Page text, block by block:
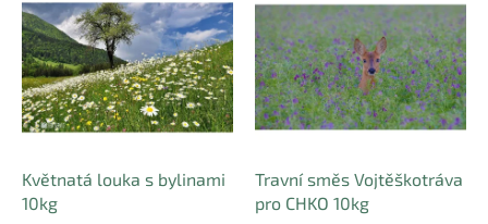
p
p
Květnatá louka s bylinami
10kg
Travní směs Vojtěškotráva
pro CHKO 10kg